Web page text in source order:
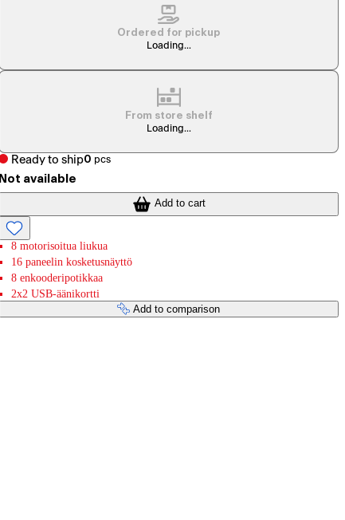
Ordered for pickup
Loading...
From store shelf
Loading...
Ready to ship0 pcs
Not available
Add to cart
8 motorisoitua liukua
16 paneelin kosketusnäyttö
8 enkooderipotikkaa
2x2 USB-äänikortti
Add to comparison